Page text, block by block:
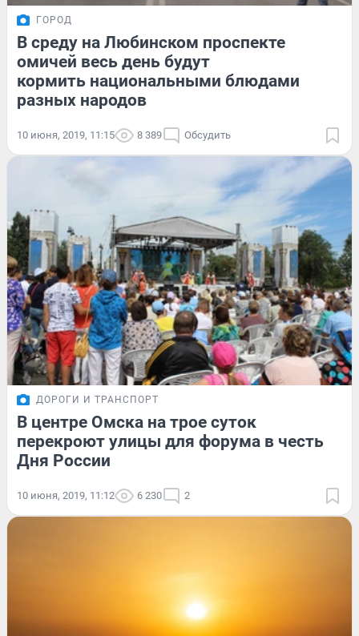
ГОРОД
В среду на Любинском проспекте
омичей весь день будут
кормить национальными блюдами
разных народов
10 июня, 2019, 11:15 8 389 Обсудить
ДОРОГИ И ТРАНСПОРТ
В центре Омска на трое суток
перекроют улицы для форума в честь
Дня России
10 июня, 2019, 11:12 6 230 2